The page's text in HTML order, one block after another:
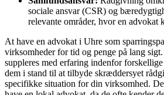
sociale ansvar (CSR) og
relevante områder, hvor en advokat
At have en advokat i Uhre som
virksomheder for tid og penge på lang
suppleres med erfaring indenfor
dem i stand til at tilbyde skræddersyet
specifikke situation for din virksomhed.